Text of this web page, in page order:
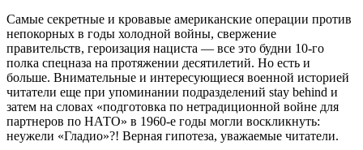
Самые секретные и кровавые американские операции против
непокорных в годы холодной войны, свержение
правительств, героизация нациста — все это будни 10-го
полка спецназа на протяжении десятилетий. Но есть и
больше. Внимательные и интересующиеся военной историей
читатели еще при упоминании подразделений stay behind и
затем на словах «подготовка по нетрадиционной войне для
партнеров по НАТО» в 1960-е годы могли воскликнуть:
неужели «Гладио»?! Верная гипотеза, уважаемые читатели.